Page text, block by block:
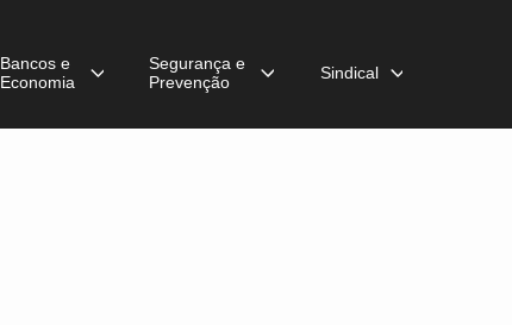
Bancos e
Economia
Segurança e
Prevenção
Sindical